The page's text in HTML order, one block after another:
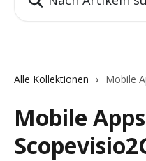
Alle Kollektionen Mobile
Mobile Apps